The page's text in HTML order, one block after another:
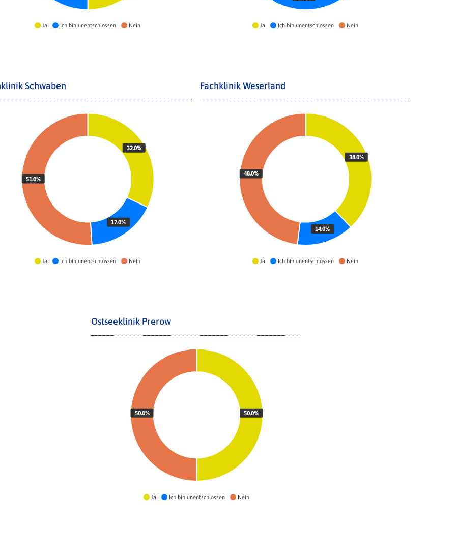
Ja Ich bin unentschlossen Nein Ja Ich bin unentschlossen Nein
Schwaben
Ja Ich bin unentschlossen Nein
32.0%
17.0%
51.0%
Fachklinik Weserland
Ja Ich bin unentschlossen Nein
38.0%
14.0%
48.0%
Ostseeklinik Prerow
Ja Ich bin unentschlossen Nein
50.0%
50.0%